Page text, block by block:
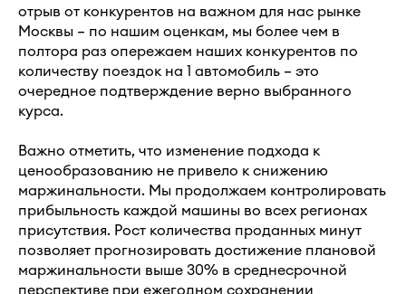
отрыв от конкурентов на важном для нас рынке
Москвы – по нашим оценкам, мы более чем в
полтора раз опережаем наших конкурентов по
количеству поездок на 1 автомобиль – это
очередное подтверждение верно выбранного
курса.
Важно отметить, что изменение подхода к
ценообразованию не привело к снижению
маржинальности. Мы продолжаем контролировать
прибыльность каждой машины во всех регионах
присутствия. Рост количества проданных минут
позволяет прогнозировать достижение плановой
маржинальности выше 30% в среднесрочной
перспективе при ежегодном сохранении